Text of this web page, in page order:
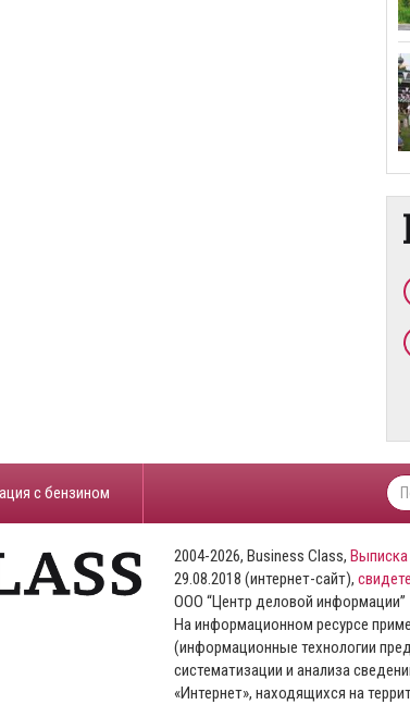
с бензином
2004-2026, Business Class, Выписка
29.08.2018 (интернет-сайт),
ООО “Центр деловой информации”
На информационном ресурсе
(информационные технологии
систематизации и анализа
«Интернет», находящихся на